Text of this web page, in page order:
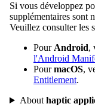
Si vous développez
supplémentaires sont
Veuillez consulter les
Pour Android,
l'Android
PourmacOS,
Entitlement.
About haptic